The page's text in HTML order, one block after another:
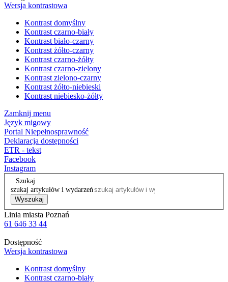
Wersja kontrastowa
Kontrast domyślny
Kontrast czarno-biały
Kontrast biało-czarny
Kontrast żółto-czarny
Kontrast czarno-żółty
Kontrast czarno-zielony
Kontrast zielono-czarny
Kontrast żółto-niebieski
Kontrast niebiesko-żółty
Zamknij menu
Język migowy
Portal Niepełnosprawność
Deklaracja dostępności
ETR - tekst
Facebook
Instagram
Szukaj
szukaj artykułów i wydarzeń
Wyszukaj
Linia miasta Poznań
61 646 33 44
Dostępność
Wersja kontrastowa
Kontrast domyślny
Kontrast czarno-biały